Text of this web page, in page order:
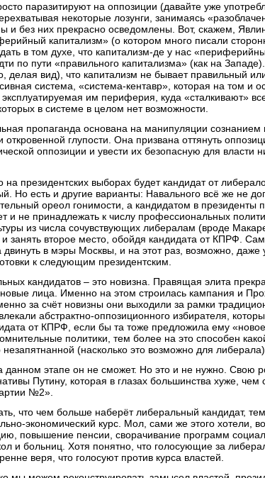
паразитируют на оппозиции (давайте уже
некоторые лозунги, занимаясь
и без них прекрасно осведомлены. Вот, скажем,
капитализм» (о котором много писали
в том духе, что капитализм-де у нас
по пути «правильного капитализма» (как на
делая вид), что капитализм не бывает правильный
система, «система-кентавр», которая на том и
им периферия, куда «сталкивают»
в системе в целом нет возможности.
пропаганда основана на манипуляции сознанием
откровенной глупости. Она призвана оттянуть
оппозиции и увести их безопасную для власти
на президентских выборах будет кандидат от
Но есть и другие варианты: Навального всё же не
ореол гонимости, а кандидатом в президенты
и не принадлежать к числу профессиональных
из числа сочувствующих либералам (вроде
занять второе место, обойдя кандидата от КПРФ.
двинуть в мэры Москвы, и на этот раз, возможно, даже
к следующим президентским.
кандидатов – это новизна. Правящая элита
лица. Именно на этом строилась кампания и
за счёт новизны они выходили за рамки
абстрактно-оппозиционного избирателя,
от КПРФ, если бы та тоже предложила ему
политики, тем более на это способен
незапятнанной (насколько это возможно для
данном этапе он не сможет. Но это и не нужно. Свою
Путину, которая в глазах большинства хуже, чем
№2».
что чем больше наберёт либеральный кандидат,
экономический курс. Мол, сами же этого хотели,
повышение пенсии, сворачивание программ
и больниц. Хотя понятно, что голосующие за
веря, что голосуют против курса властей.